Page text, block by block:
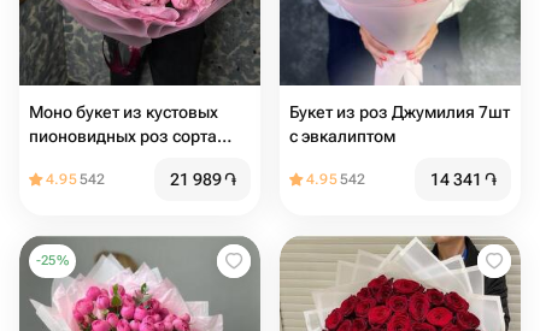
Моно букет из кустовых
пионовидных роз сорта
4.95542 21 989֏
Букет из роз Джумилия 7шт
с эвкалиптом
4.95542 14 341 ֏
-25%